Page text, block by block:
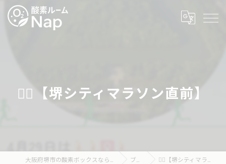
🏃‍♂️【堺シティマラソン直前】
ブログ 🏃‍♂️【堺シティマラソン直前】